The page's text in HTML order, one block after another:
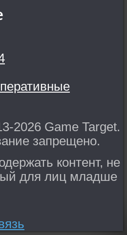
2026 Game Target.
запрещено.